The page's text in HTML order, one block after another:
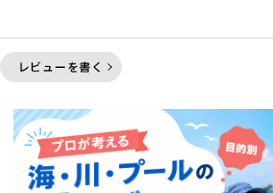
レビューを書く